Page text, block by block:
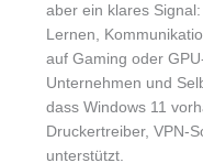
aber ein klares
Lernen,
auf Gaming oder
Unternehmen und
dass Windows 11
Druckertreiber, VPN-
unterstützt.